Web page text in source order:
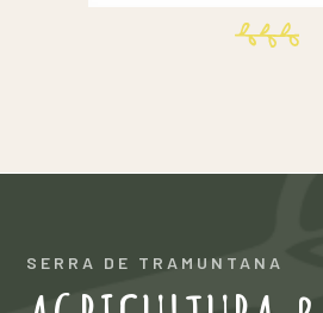
SERRA DE TRAMUNTANA